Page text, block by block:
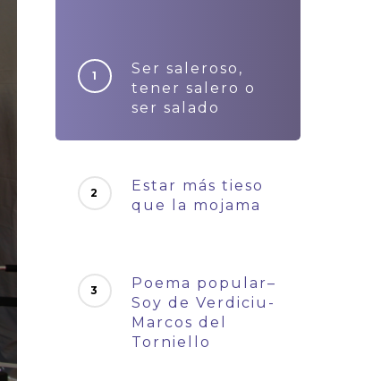
Ser saleroso,
tener salero o
ser salado
Estar más tieso
que la mojama
Poema popular–
Soy de Verdiciu-
Marcos del
Torniello